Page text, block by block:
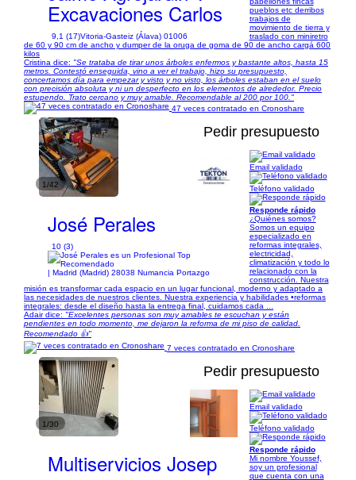
Excavaciones Carlos
9,1 (17)Vitoria-Gasteiz (Álava) 01006
pueblos etc derribos
trabajos de
movimiento de tierra y
traslado con miniretro
de 60 y 90 cm de ancho y dumper de la oruga de goma de 90 de ancho cargá 600
kilos
Cristina dice: "Se trataba de tirar unos árboles enfermos y bastante altos, hasta 15
metros. Contestó enseguida, vino a ver el trabajo, hizo su presupuesto,
concertamos día para empezar y visto y no visto, los árboles estaban en el suelo
con precisión absoluta y ni un desperfecto en los elementos de alrededor. Precio
estupendo. Trato cercano y muy amable. Recomendable al 200 por 100."
47 veces contratado en Cronoshare
1/42
Pedir presupuesto
José Perales
10 (3)
| Madrid (Madrid) 28038 Numancia Portazgo
Email validado
Teléfono validado
Responde rápido
¿Quiénes somos?
Somos un equipo
especializado en
reformas integrales,
electricidad,
climatización y todo lo
relacionado con la
construcción. Nuestra
misión es transformar cada espacio en un lugar funcional, moderno y adaptado a
las necesidades de nuestros clientes. Nuestra experiencia y habilidades •reformas
integrales: desde el diseño hasta la entrega final, cuidamos cada ...
Adair dice: "Excelentes personas son muy amables te escuchan y están
pendientes en todo momento, me dejaron la reforma de mi piso de calidad.
Recomendado 👍"
7 veces contratado en Cronoshare
1/30
Pedir presupuesto
Multiservicios Josep
Email validado
Teléfono validado
Responde rápido
Mi nombre Youssef,
soy un profesional
que cuenta con una